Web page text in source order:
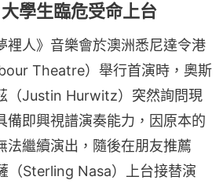
學生臨危受命上台
裡人》音樂會於澳洲悉尼達令港
Theatre）舉行首演時，奧斯
（Justin Hurwitz）突然詢問現
備即興視譜演奏能力，因原本的
法繼續演出，隨後在朋友推薦
（Sterling Nasa）上台接替演